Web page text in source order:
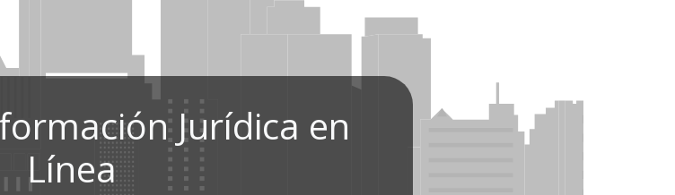
Jurídica en
Línea